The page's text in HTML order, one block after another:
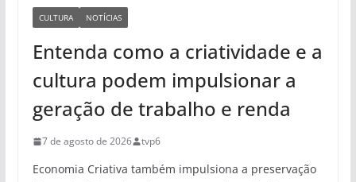
CULTURA NOTÍCIAS
Entenda como a criatividade e a
cultura podem impulsionar a
geração de trabalho e renda
7 de agosto de 2026 tvp6
Economia Criativa também impulsiona a preservação